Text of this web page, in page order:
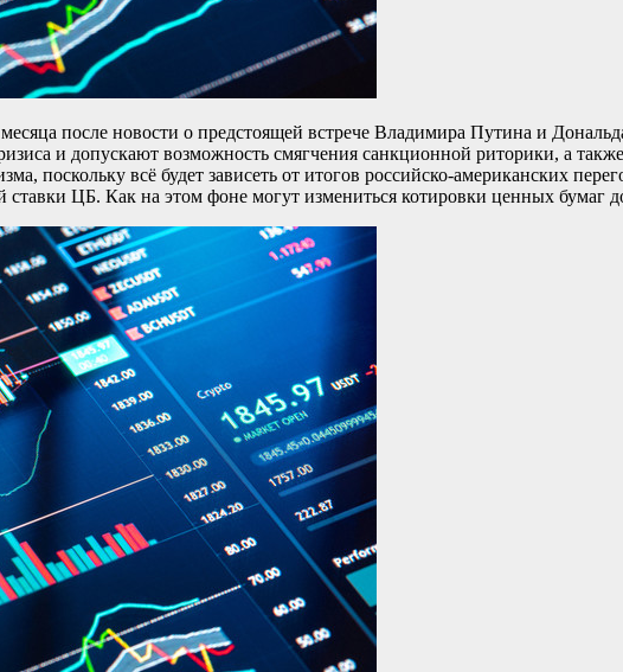
после новости о предстоящей встрече Владимира Путина и
и допускают возможность смягчения санкционной риторики, а
поскольку всё будет зависеть от итогов российско-американских
ЦБ. Как на этом фоне могут измениться котировки ценных бумаг